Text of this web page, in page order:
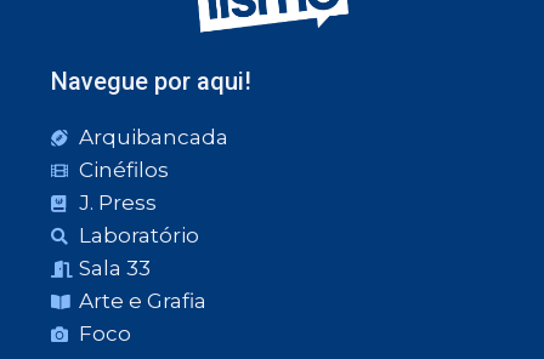
Navegue por aqui!
Arquibancada
Cinéfilos
J. Press
Laboratório
Sala 33
Arte e Grafia
Foco